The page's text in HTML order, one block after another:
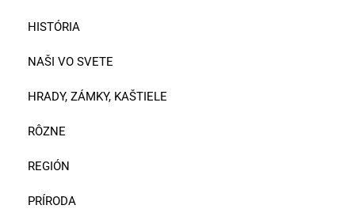
HISTÓRIA
NAŠI VO SVETE
HRADY, ZÁMKY, KAŠTIELE
RÔZNE
REGIÓN
PRÍRODA